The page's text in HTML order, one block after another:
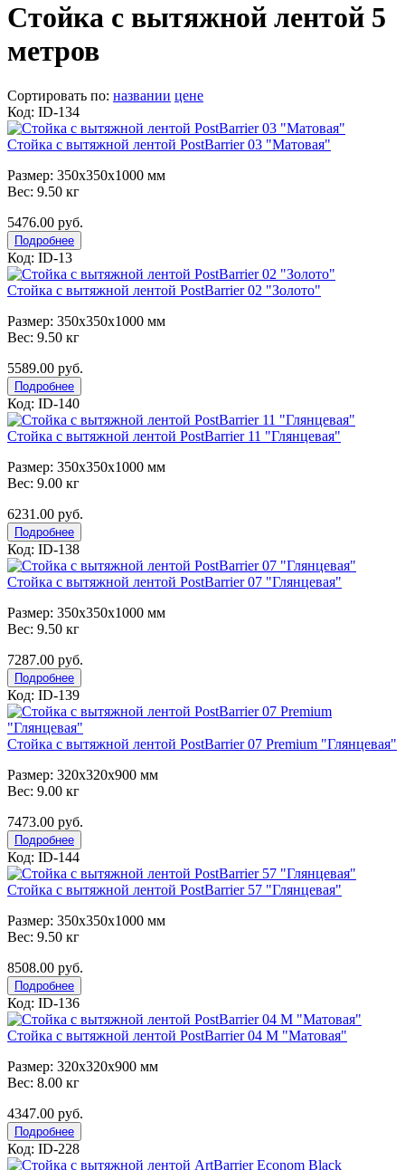
Стойка с вытяжной лентой 5
метров
Сортировать по: названии цене
Код: ID-134
Стойка с вытяжной лентой PostBarrier 03 "Матовая"
Размер: 350x350x1000 мм
Вес: 9.50 кг
5476.00 руб.
Подробнее
Код: ID-13
Стойка с вытяжной лентой PostBarrier 02 "Золото"
Размер: 350x350x1000 мм
Вес: 9.50 кг
5589.00 руб.
Подробнее
Код: ID-140
Стойка с вытяжной лентой PostBarrier 11 "Глянцевая"
Размер: 350x350x1000 мм
Вес: 9.00 кг
6231.00 руб.
Подробнее
Код: ID-138
Стойка с вытяжной лентой PostBarrier 07 "Глянцевая"
Размер: 350x350x1000 мм
Вес: 9.50 кг
7287.00 руб.
Подробнее
Код: ID-139
Стойка с вытяжной лентой PostBarrier 07 Premium "Глянцевая"
Размер: 320x320x900 мм
Вес: 9.00 кг
7473.00 руб.
Подробнее
Код: ID-144
Стойка с вытяжной лентой PostBarrier 57 "Глянцевая"
Размер: 350x350x1000 мм
Вес: 9.50 кг
8508.00 руб.
Подробнее
Код: ID-136
Стойка с вытяжной лентой PostBarrier 04 М "Матовая"
Размер: 320x320x900 мм
Вес: 8.00 кг
4347.00 руб.
Подробнее
Код: ID-228